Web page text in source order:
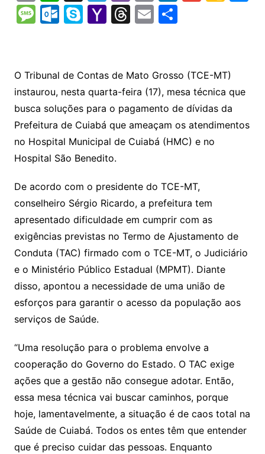
o
p
Li
n
k
h
at
A
p
p
el
e
a
m
b
er
in
t
n
k
dI
n
e
Cl
a
s
M
s
a
g
e
O
o
k.
c
o
m
S
p
e
Y
o
o
M
ai
l
T
a
d
s
E
l
S
e
O Tribunal de Contas de Mato Grosso (TCE-MT)
instaurou, nesta quarta-feira (17), mesa técnica que
busca soluções para o pagamento de dívidas da
Prefeitura de Cuiabá que ameaçam os atendimentos
no Hospital Municipal de Cuiabá (HMC) e no
Hospital São Benedito.
De acordo com o presidente do TCE-MT,
conselheiro Sérgio Ricardo, a prefeitura tem
apresentado dificuldade em cumprir com as
exigências previstas no Termo de Ajustamento de
Conduta (TAC) firmado com o TCE-MT, o Judiciário
e o Ministério Público Estadual (MPMT). Diante
disso, apontou a necessidade de uma união de
esforços para garantir o acesso da população aos
serviços de Saúde.
“Uma resolução para o problema envolve a
cooperação do Governo do Estado. O TAC exige
ações que a gestão não consegue adotar. Então,
essa mesa técnica vai buscar caminhos, porque
hoje, lamentavelmente, a situação é de caos total na
Saúde de Cuiabá. Todos os entes têm que entender
que é preciso cuidar das pessoas. Enquanto